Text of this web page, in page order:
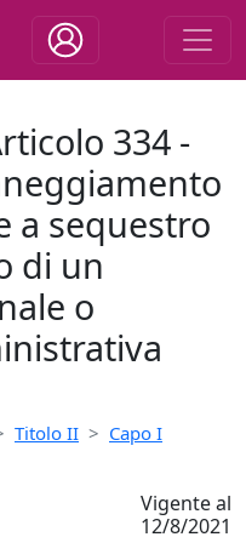
334 -
a sequestro
di un
o
Titolo II
Capo I
Vigente al
12/8/2021